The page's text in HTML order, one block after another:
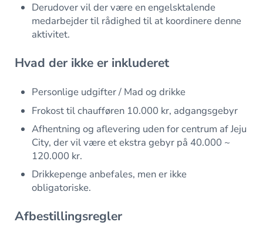
Derudover vil der være en engelsktalende
medarbejder til rådighed til at koordinere denne
aktivitet.
Hvad der ikke er inkluderet
Personlige udgifter / Mad og drikke
Frokost til chaufføren 10.000 kr, adgangsgebyr
Afhentning og aflevering uden for centrum af Jeju
City, der vil være et ekstra gebyr på 40.000 ~
120.000 kr.
Drikkepenge anbefales, men er ikke
obligatoriske.
Afbestillingsregler